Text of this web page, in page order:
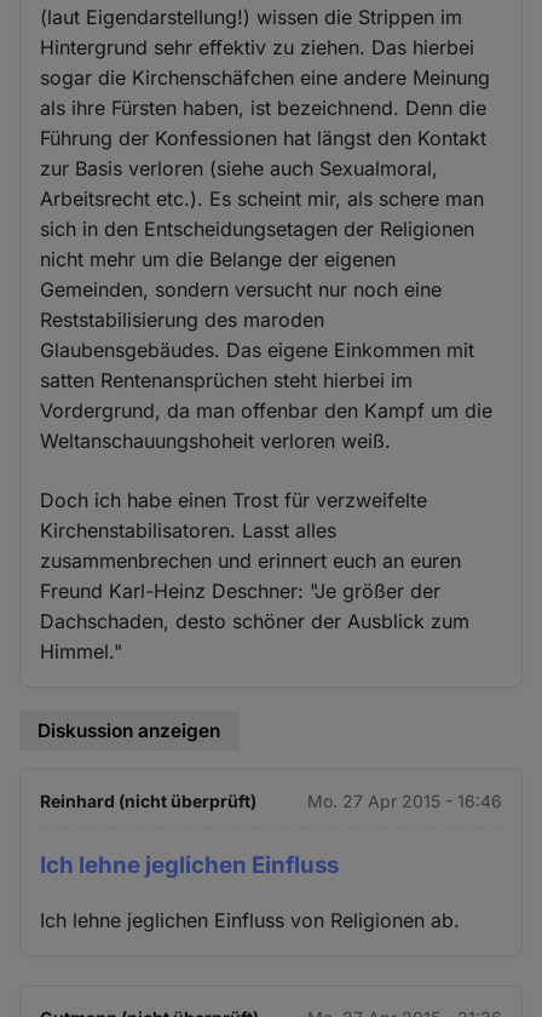
(laut Eigendarstellung!) wissen die Strippen im
Hintergrund sehr effektiv zu ziehen. Das hierbei
sogar die Kirchenschäfchen eine andere Meinung
als ihre Fürsten haben, ist bezeichnend. Denn die
Führung der Konfessionen hat längst den Kontakt
zur Basis verloren (siehe auch Sexualmoral,
Arbeitsrecht etc.). Es scheint mir, als schere man
sich in den Entscheidungsetagen der Religionen
nicht mehr um die Belange der eigenen
Gemeinden, sondern versucht nur noch eine
Reststabilisierung des maroden
Glaubensgebäudes. Das eigene Einkommen mit
satten Rentenansprüchen steht hierbei im
Vordergrund, da man offenbar den Kampf um die
Weltanschauungshoheit verloren weiß.
Doch ich habe einen Trost für verzweifelte
Kirchenstabilisatoren. Lasst alles
zusammenbrechen und erinnert euch an euren
Freund Karl-Heinz Deschner: "Je größer der
Dachschaden, desto schöner der Ausblick zum
Himmel."
Diskussion anzeigen
Reinhard (nicht überprüft) Mo. 27 Apr 2015 - 16:46
Ich lehne jeglichen Einfluss
Ich lehne jeglichen Einfluss von Religionen ab.